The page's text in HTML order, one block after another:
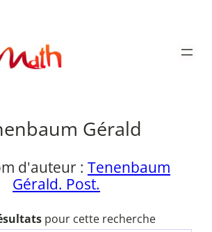
Gérald
d'auteur : Tenenbaum
Gérald. Post.
pour cette recherche